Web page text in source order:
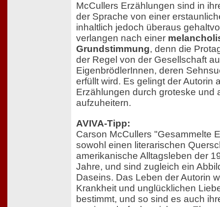
McCullers Erzählungen sind in
der Sprache von einer
inhaltlich jedoch überaus
verlangen nach einer
Grundstimmung, denn die
der Regel von der Gesellschaft
EigenbrödlerInnen, deren
erfüllt wird. Es gelingt der Autorin
Erzählungen durch groteske und
aufzuheitern.
AVIVA-Tipp:
Carson McCullers "Gesammelte
sowohl einen literarischen
amerikanische Alltagsleben der
Jahre, und sind zugleich ein
Daseins. Das Leben der Autorin
Krankheit und unglücklichen
bestimmt, und so sind es auch